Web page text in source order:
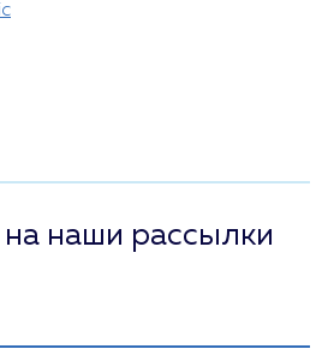
наши рассылки